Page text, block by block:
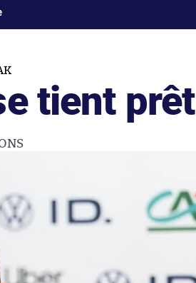
tient prêt